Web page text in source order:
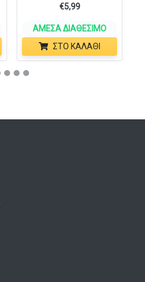
€5,99
ΆΜΕΣΑ ΔΙΑΘΈΣΙΜΟ
ΣΤΟ ΚΑΛΆΘΙ